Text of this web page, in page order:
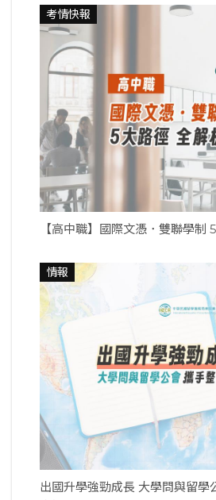
考情快報
【高中職】國際文憑．雙聯學制
情報
出國升學強勁成長 大學問與留學